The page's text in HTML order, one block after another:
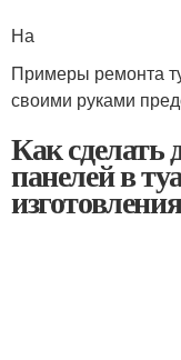
На
Примеры ремонта
своими руками
Как сделать
панелей в
изготовления